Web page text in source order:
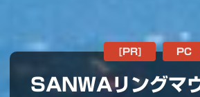
SANWAリングマ
[PR] PC